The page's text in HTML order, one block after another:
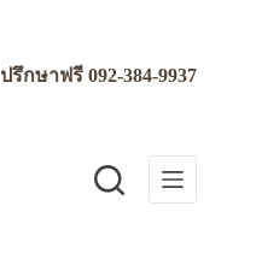
ปรึกษาฟรี092-384-9937